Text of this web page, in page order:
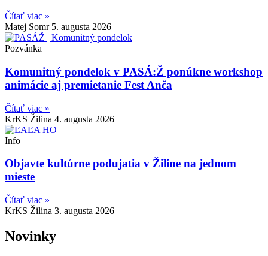
Čítať viac »
Matej Somr 5. augusta 2026
Pozvánka
Komunitný pondelok v PASÁ:Ž ponúkne workshop
animácie aj premietanie Fest Anča
Čítať viac »
KrKS Žilina 4. augusta 2026
Info
Objavte kultúrne podujatia v Žiline na jednom
mieste
Čítať viac »
KrKS Žilina 3. augusta 2026
Novinky